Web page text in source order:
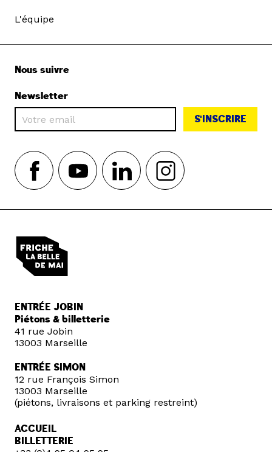
L'équipe
Nous suivre
Newsletter
S'INSCRIRE
ENTRÉE JOBIN
Piétons & billetterie
41 rue Jobin
13003 Marseille
ENTRÉE SIMON
12 rue François Simon
13003 Marseille
(piétons, livraisons et parking restreint)
ACCUEIL
BILLETTERIE